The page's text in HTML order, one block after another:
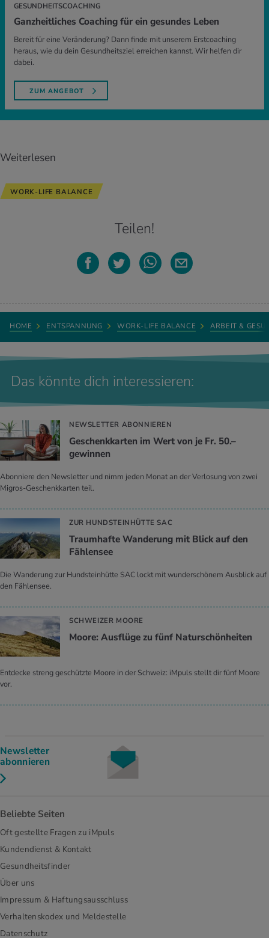
GESUNDHEITSCOACHING
Ganzheitliches Coaching für ein gesundes Leben
Bereit für eine Veränderung? Dann finde mit unserem Erstcoaching
heraus, wie du dein Gesundheitsziel erreichen kannst. Wir helfen dir
dabei.
ZUM ANGEBOT
Weiterlesen
WORK-LIFE BALANCE
Teilen!
HOME ENTSPANNUNG WORK-LIFE BALANCE ARBEIT &
Das könnte dich interessieren:
NEWSLETTER ABONNIEREN
Geschenkkarten im Wert von je Fr. 50.–
gewinnen
Abonniere den Newsletter und nimm jeden Monat an der Verlosung von zwei
Migros-Geschenkkarten teil.
ZUR HUNDSTEINHÜTTE SAC
Traumhafte Wanderung mit Blick auf den
Fählensee
Die Wanderung zur Hundsteinhütte SAC lockt mit wunderschönem Ausblick auf
den Fählensee.
SCHWEIZER MOORE
Moore: Ausflüge zu fünf Naturschönheiten
Entdecke streng geschützte Moore in der Schweiz: iMpuls stellt dir fünf Moore
vor.
Newsletter
abonnieren
Beliebte Seiten
Oft gestellte Fragen zu iMpuls
Kundendienst & Kontakt
Gesundheitsfinder
Über uns
Impressum & Haftungsausschluss
Verhaltenskodex und Meldestelle
Datenschutz